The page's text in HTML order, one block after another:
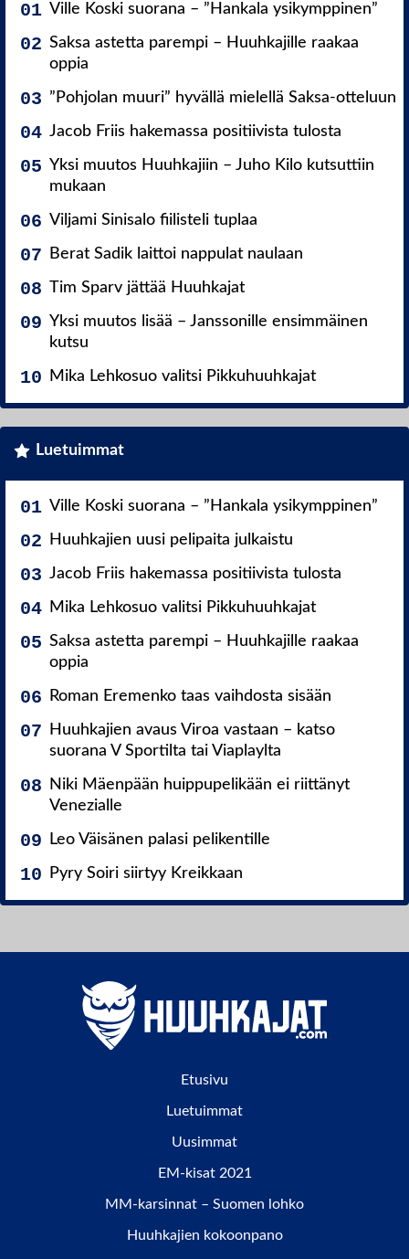
Ville Koski suorana – ”Hankala ysikymppinen”
Saksa astetta parempi – Huuhkajille raakaa
oppia
”Pohjolan muuri” hyvällä mielellä Saksa-otteluun
Jacob Friis hakemassa positiivista tulosta
Yksi muutos Huuhkajiin – Juho Kilo kutsuttiin
mukaan
Viljami Sinisalo fiilisteli tuplaa
Berat Sadik laittoi nappulat naulaan
Tim Sparv jättää Huuhkajat
Yksi muutos lisää – Janssonille ensimmäinen
kutsu
Mika Lehkosuo valitsi Pikkuhuuhkajat
Luetuimmat
Ville Koski suorana – ”Hankala ysikymppinen”
Huuhkajien uusi pelipaita julkaistu
Jacob Friis hakemassa positiivista tulosta
Mika Lehkosuo valitsi Pikkuhuuhkajat
Saksa astetta parempi – Huuhkajille raakaa
oppia
Roman Eremenko taas vaihdosta sisään
Huuhkajien avaus Viroa vastaan – katso
suorana V Sportilta tai Viaplaylta
Niki Mäenpään huippupelikään ei riittänyt
Venezialle
Leo Väisänen palasi pelikentille
Pyry Soiri siirtyy Kreikkaan
Etusivu
Luetuimmat
Uusimmat
EM-kisat 2021
MM-karsinnat – Suomen lohko
Huuhkajien kokoonpano